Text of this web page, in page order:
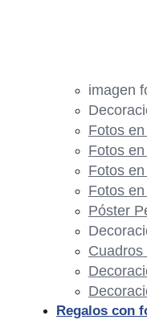
imagen
Fotos
Fotos
Fotos
Fotos
Póster
Cuadros
Regalos con